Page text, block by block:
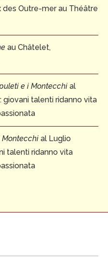
des Outre-mer au Théâtre
au Châtelet,
e i Montecchi al
giovani talenti ridanno vita
Montecchi al Luglio
talenti ridanno vita